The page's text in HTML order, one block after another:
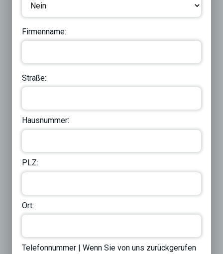
Firmenname:
Straße:
Hausnummer:
PLZ:
Ort:
Telefonnummer | Wenn Sie von uns zurückgerufen